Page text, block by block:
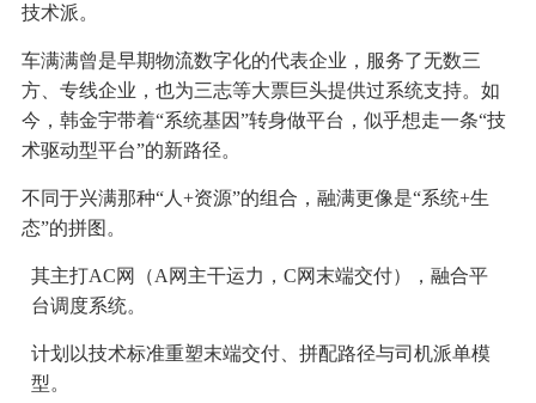
技术派。
车满满曾是早期物流数字化的代表企业，服务了无数三
方、专线企业，也为三志等大票巨头提供过系统支持。如
今，韩金宇带着“系统基因”转身做平台，似乎想走一条“技
术驱动型平台”的新路径。
不同于兴满那种“人+资源”的组合，融满更像是“系统+生
态”的拼图。
其主打AC网（A网主干运力，C网末端交付），融合平
台调度系统。
计划以技术标准重塑末端交付、拼配路径与司机派单模
型。